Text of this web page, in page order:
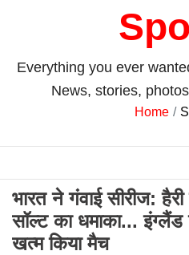
Everything you ever
News, stories,
Home
भारत ने गंवाई सीरीज:
सॉल्ट का धमाका...
खत्म किया मैच